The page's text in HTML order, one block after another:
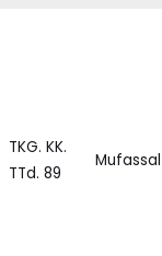
TKG. KK.
TTd. 89
Mufassal